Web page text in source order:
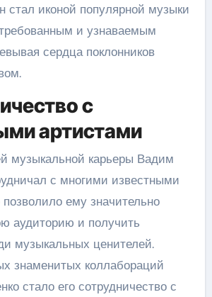
стал иконой популярной музыки
и узнаваемым
сердца поклонников
с
артистами
музыкальной карьеры Вадим
с многими известными
ему значительно
аудиторию и получить
музыкальных ценителей.
знаменитых коллабораций
стало его сотрудничество с